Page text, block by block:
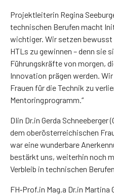
Projektleiterin Regina
technischen Berufen macht
wichtiger. Wir setzen bewusst
HTLs zu gewinnen – denn sie
Führungskräfte von morgen,
Innovation prägen werden.
Frauen für die Technik zu
Mentoringprogramm.“
DIin Dr.in Gerda Schneeberger
dem oberösterreichischen
war eine wunderbare
bestärkt uns, weiterhin noch
Verbleib in technischen
FH‑Prof.in Mag.a Dr.in